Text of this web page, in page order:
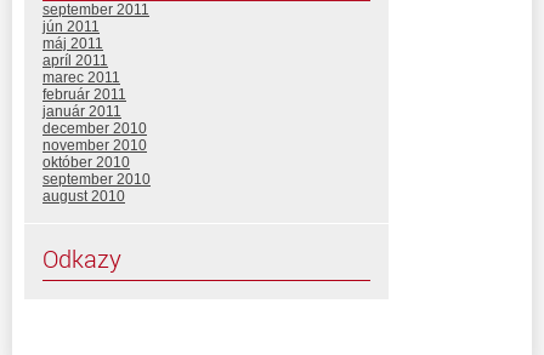
september 2011
jún 2011
máj 2011
apríl 2011
marec 2011
február 2011
január 2011
december 2010
november 2010
október 2010
september 2010
august 2010
Odkazy